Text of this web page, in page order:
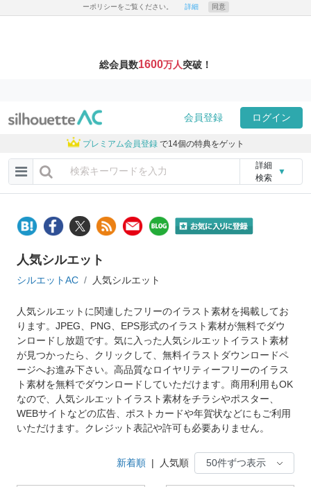
ーポリシーをご覧ください。 詳細 同意
総会員数1600万人突破！
会員登録 ログイン
プレミアム会員登録 で14個の特典をゲット
詳細
検索
▼
人気シルエット
シルエットAC 人気シルエット
人気シルエットに関連したフリーのイラスト素材を掲載してお
ります。JPEG、PNG、EPS形式のイラスト素材が無料でダウ
ンロードし放題です。気に入った人気シルエットイラスト素材
が見つかったら、クリックして、無料イラストダウンロードペ
ージへお進み下さい。高品質なロイヤリティーフリーのイラス
ト素材を無料でダウンロードしていただけます。商用利用もOK
なので、人気シルエットイラスト素材をチラシやポスター、
WEBサイトなどの広告、ポストカードや年賀状などにもご利用
いただけます。クレジット表記や許可も必要ありません。
新着順 | 人気順